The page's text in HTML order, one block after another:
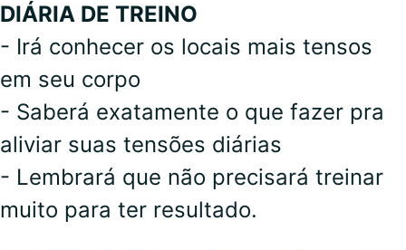
DIÁRIA DE TREINO
- Irá conhecer os locais mais tensos
em seu corpo
- Saberá exatamente o que fazer pra
aliviar suas tensões diárias
- Lembrará que não precisará treinar
muito para ter resultado.